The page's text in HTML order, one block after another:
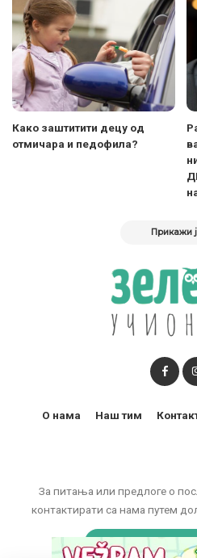
Како заштитити децу од
отмичара и педофила?
Прикажи
За питања или предлоге о
контактирати са нама путем
О нама Наш тим